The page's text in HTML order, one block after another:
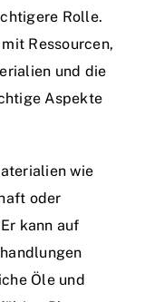
Rolle.
Ressourcen,
und die
Aspekte
wie
oder
kann auf
Öle und